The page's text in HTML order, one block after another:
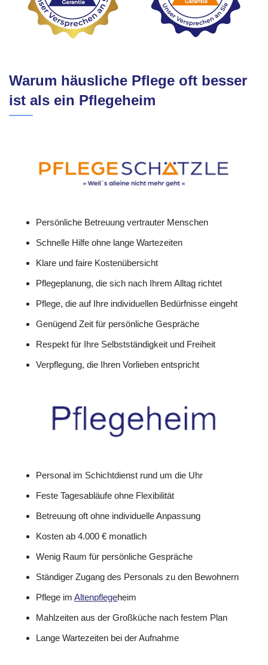
Warum häusliche Pflege oft besser
ist als ein Pflegeheim
Persönliche Betreuung vertrauter Menschen
Schnelle Hilfe ohne lange Wartezeiten
Klare und faire Kostenübersicht
Pflegeplanung, die sich nach Ihrem Alltag richtet
Pflege, die auf Ihre individuellen Bedürfnisse eingeht
Genügend Zeit für persönliche Gespräche
Respekt für Ihre Selbstständigkeit und Freiheit
Verpflegung, die Ihren Vorlieben entspricht
Personal im Schichtdienst rund um die Uhr
Feste Tagesabläufe ohne Flexibilität
Betreuung oft ohne individuelle Anpassung
Kosten ab 4.000 € monatlich
Wenig Raum für persönliche Gespräche
Ständiger Zugang des Personals zu den Bewohnern
Pflege im Altenpflegeheim
Mahlzeiten aus der Großküche nach festem Plan
Lange Wartezeiten bei der Aufnahme